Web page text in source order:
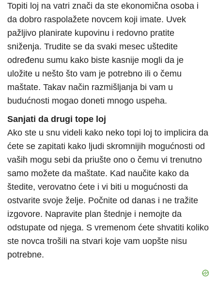
Topiti loj na vatri znači da ste ekonomična osoba i
da dobro raspolažete novcem koji imate. Uvek
pažljivo planirate kupovinu i redovno pratite
sniženja. Trudite se da svaki mesec uštedite
određenu sumu kako biste kasnije mogli da je
uložite u nešto što vam je potrebno ili o čemu
maštate. Takav način razmišljanja bi vam u
budućnosti mogao doneti mnogo uspeha.
Sanjati da drugi tope loj
Ako ste u snu videli kako neko topi loj to implicira da
ćete se zapitati kako ljudi skromnijih mogućnosti od
vaših mogu sebi da priušte ono o čemu vi trenutno
samo možete da maštate. Kad naučite kako da
štedite, verovatno ćete i vi biti u mogućnosti da
ostvarite svoje želje. Počnite od danas i ne tražite
izgovore. Napravite plan štednje i nemojte da
odstupate od njega. S vremenom ćete shvatiti koliko
ste novca trošili na stvari koje vam uopšte nisu
potrebne.